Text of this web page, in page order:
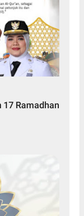
Ramadhan